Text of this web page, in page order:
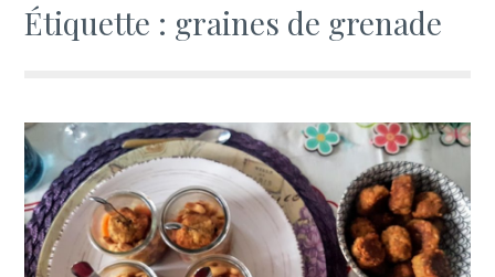
Étiquette : graines de grenade